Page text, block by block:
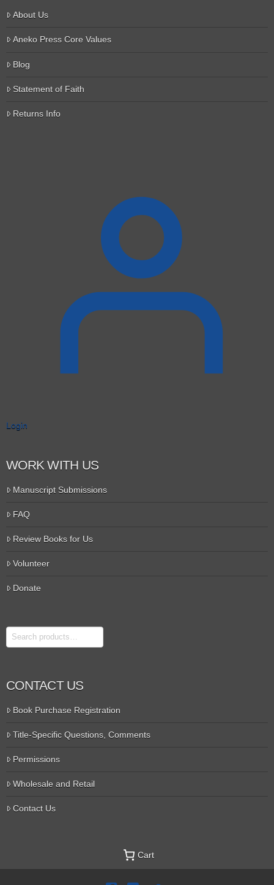
About Us
Aneko Press Core Values
Blog
Statement of Faith
Returns Info
Login
WORK WITH US
Manuscript Submissions
FAQ
Review Books for Us
Volunteer
Donate
Search
CONTACT US
Book Purchase Registration
Title-Specific Questions, Comments
Permissions
Wholesale and Retail
Contact Us
Cart